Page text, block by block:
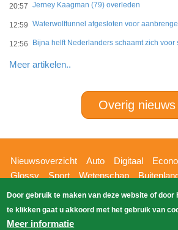
20:57 Jerney Kaagman (79) overleden
12:59 Waterwolftunnel afgesloten voor
12:56 Bijna helft Nederlanders schaamt zich voor
Meer artikelen..
Overig nieuws
Hoofdnavigatie
Nieuwsoverzicht Auto Digitaal
Glossy
Sport Wetenschap
Bizzpress
Blik op 112 Provincies
Zoeken
Copyright Blik Op
Door gebruik te maken van deze website of
te klikken gaat u akkoord met het gebruik van
Meer informatie